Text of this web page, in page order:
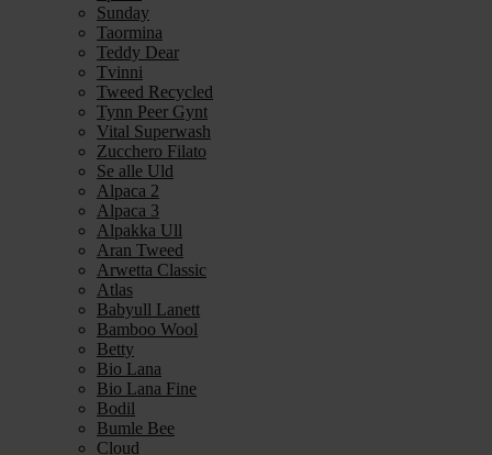
Sunday
Taormina
Teddy Dear
Tvinni
Tweed Recycled
Tynn Peer Gynt
Vital Superwash
Zucchero Filato
Se alle Uld
Alpaca 2
Alpaca 3
Alpakka Ull
Aran Tweed
Arwetta Classic
Atlas
Babyull Lanett
Bamboo Wool
Betty
Bio Lana
Bio Lana Fine
Bodil
Bumle Bee
Cloud